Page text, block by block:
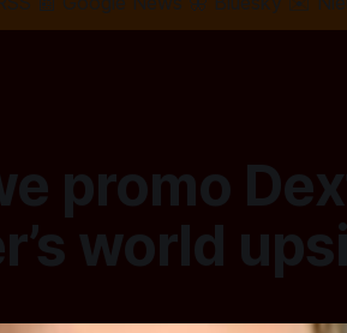
promo
world